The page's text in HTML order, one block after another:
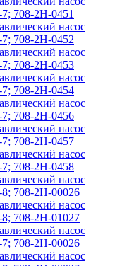
708-2H-0451
насос
708-2H-0452
насос
708-2H-0453
насос
708-2H-0454
насос
708-2H-0456
насос
708-2H-0457
насос
708-2H-0458
насос
708-2H-00026
насос
708-2H-01027
насос
708-2H-00026
насос